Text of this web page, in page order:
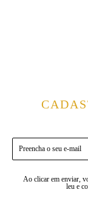
Ao clicar em enviar,
leu e